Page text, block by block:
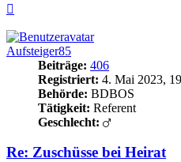
Aufsteiger85
Beiträge: 406
Registriert: 4. Mai 2023,
Behörde: BDBOS
Tätigkeit: Referent
Geschlecht:
Re: Zuschüsse bei Heirat